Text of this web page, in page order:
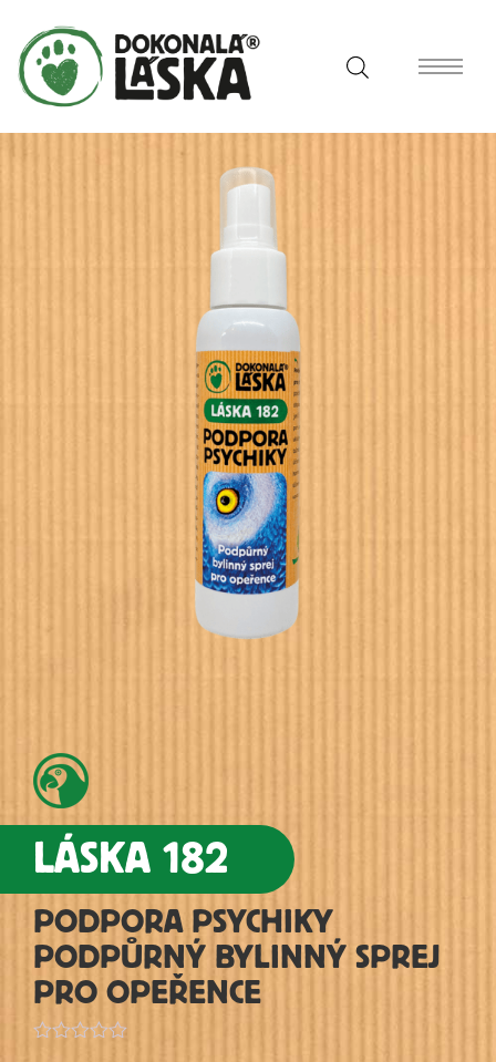
LÁSKA 182
PODPORA PSYCHIKY
PODPŮRNÝ BYLINNÝ SPREJ
PRO OPEŘENCE